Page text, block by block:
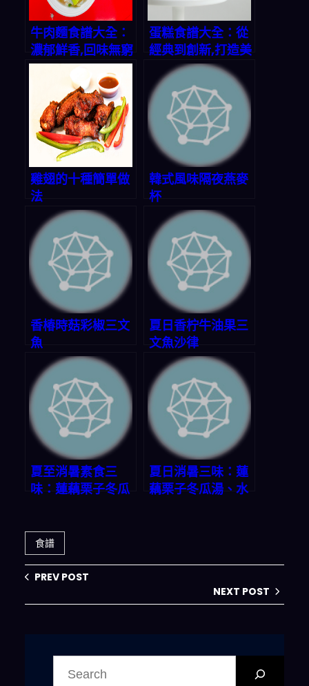
牛肉麵食譜大全：
濃郁鮮香,回味無窮
蛋糕食譜大全：從
經典到創新,打造美
味甜蜜時光
雞翅的十種簡單做
法
韓式風味隔夜燕麥
杯
香椿時菇彩椒三文
魚
夏日香柠牛油果三
文魚沙律
夏至消暑素食三
味：蓮藕栗子冬瓜
夏日消暑三味：蓮
藕栗子冬瓜湯、水
食譜
PREV POST
NEXT POST